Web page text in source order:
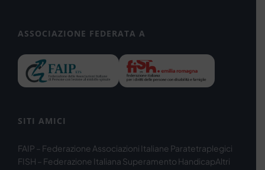
ASSOCIAZIONE FEDERATA A
SITI AMICI
FAIP – Federazione Associazioni Italiane Paratetraplegici
FISH – Federazione Italiana Superamento HandicapAltri